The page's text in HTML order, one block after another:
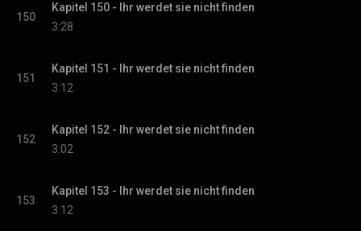
150
Kapitel 150 - Ihr werdet sie nicht finden
3:28
151
Kapitel 151 - Ihr werdet sie nicht finden
3:12
152
Kapitel 152 - Ihr werdet sie nicht finden
3:02
153
Kapitel 153 - Ihr werdet sie nicht finden
3:12